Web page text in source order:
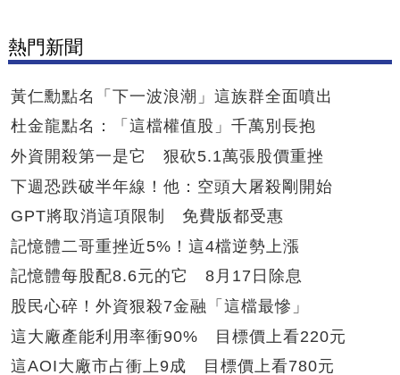
熱門新聞
黃仁勳點名「下一波浪潮」這族群全面噴出
杜金龍點名：「這檔權值股」千萬別長抱
外資開殺第一是它 狠砍5.1萬張股價重挫
下週恐跌破半年線！他：空頭大屠殺剛開始
GPT將取消這項限制 免費版都受惠
記憶體二哥重挫近5%！這4檔逆勢上漲
記憶體每股配8.6元的它 8月17日除息
股民心碎！外資狠殺7金融「這檔最慘」
這大廠產能利用率衝90% 目標價上看220元
這AOI大廠市占衝上9成 目標價上看780元